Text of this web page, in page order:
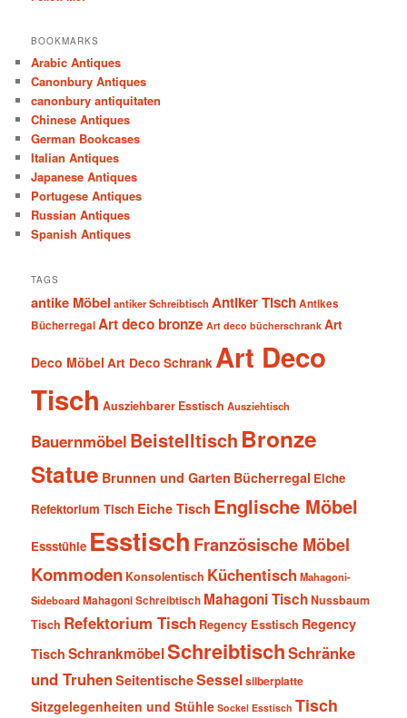
BOOKMARKS
Arabic Antiques
Canonbury Antiques
canonbury antiquitaten
Chinese Antiques
German Bookcases
Italian Antiques
Japanese Antiques
Portugese Antiques
Russian Antiques
Spanish Antiques
TAGS
antike Möbel antiker Schreibtisch Antiker TischAntikes
BücherregalArt deco bronze Art deco bücherschrank Art
Deco Möbel Art Deco Schrank Art Deco
Tisch Ausziehbarer Esstisch Ausziehtisch
Bauernmöbel Beistelltisch Bronze
Statue Brunnen und Garten Bücherregal Eiche
Refektorium Tisch Eiche Tisch Englische Möbel
Essstühle Esstisch Französische Möbel
Kommoden Konsolentisch Küchentisch Mahagoni-
SideboardMahagoni Schreibtisch Mahagoni TischNussbaum
Tisch Refektorium Tisch Regency Esstisch Regency
Tisch SchrankmöbelSchreibtischSchränke
und TruhenSeitentischeSesselsilberplatte
Sitzgelegenheiten und Stühle Sockel Esstisch Tisch